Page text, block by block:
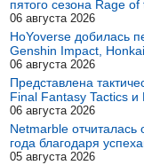
пятого сезона Rage
06 августа 2026
HoYoverse добилась
Genshin Impact,
06 августа 2026
Представлена
Final Fantasy Tactics и
06 августа 2026
Netmarble отчиталась
года благодаря
05 августа 2026